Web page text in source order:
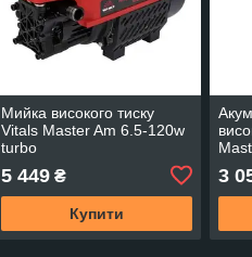
Мийка високого тиску
Vitals Master Am 6.5-120w
turbo
5 449₴
Купити
3